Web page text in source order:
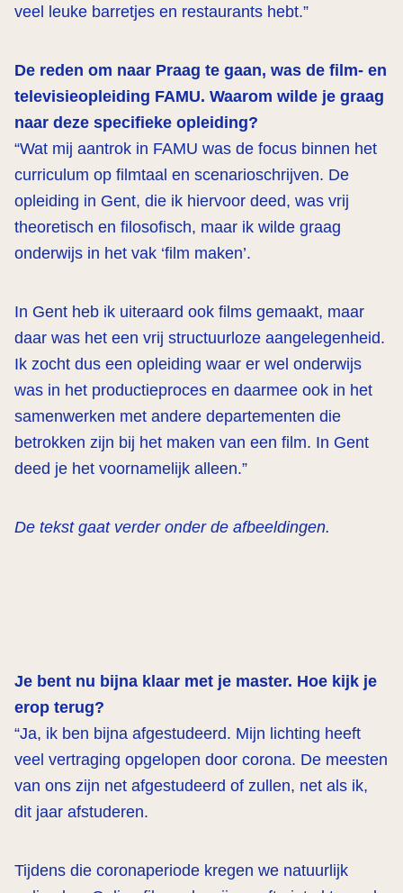
veel leuke barretjes en restaurants hebt.”
De reden om naar Praag te gaan, was de film- en
televisieopleiding FAMU. Waarom wilde je graag
naar deze specifieke opleiding?
“Wat mij aantrok in FAMU was de focus binnen het
curriculum op filmtaal en scenarioschrijven. De
opleiding in Gent, die ik hiervoor deed, was vrij
theoretisch en filosofisch, maar ik wilde graag
onderwijs in het vak ‘film maken’.
In Gent heb ik uiteraard ook films gemaakt, maar
daar was het een vrij structuurloze aangelegenheid.
Ik zocht dus een opleiding waar er wel onderwijs
was in het productieproces en daarmee ook in het
samenwerken met andere departementen die
betrokken zijn bij het maken van een film. In Gent
deed je het voornamelijk alleen.”
De tekst gaat verder onder de afbeeldingen.
Je bent nu bijna klaar met je master. Hoe kijk je
erop terug?
“Ja, ik ben bijna afgestudeerd. Mijn lichting heeft
veel vertraging opgelopen door corona. De meesten
van ons zijn net afgestudeerd of zullen, net als ik,
dit jaar afstuderen.
Tijdens die coronaperiode kregen we natuurlijk